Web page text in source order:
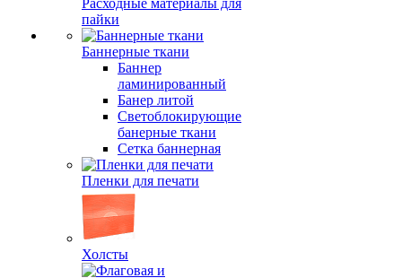
Расходные материалы для
пайки
Баннерные ткани
Баннер
ламинированный
Банер литой
Светоблокирующие
банерные ткани
Сетка баннерная
Пленки для печати
Холсты